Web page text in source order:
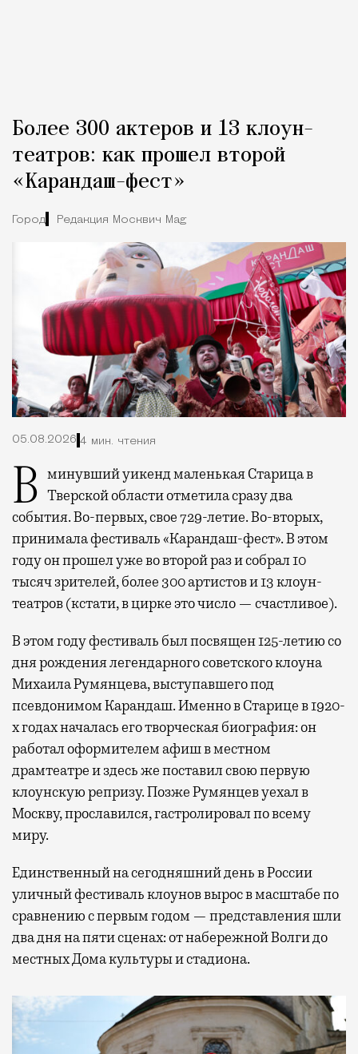
Более 300 актеров и 13 клоун-
театров: как прошел второй
«Карандаш-фест»
Город Редакция Москвич Mag
05.08.2026 4 мин. чтения
В минувший уикенд маленькая Старица в Тверской области отметила сразу два
события. Во-первых, свое 729-летие. Во-вторых,
принимала фестиваль «Карандаш-фест». В этом
году он прошел уже во второй раз и собрал 10
тысяч зрителей, более 300 артистов и 13 клоун-
театров (кстати, в цирке это число — счастливое).
В этом году фестиваль был посвящен 125-летию со
дня рождения легендарного советского клоуна
Михаила Румянцева, выступавшего под
псевдонимом Карандаш. Именно в Старице в 1920-
х годах началась его творческая биография: он
работал оформителем афиш в местном
драмтеатре и здесь же поставил свою первую
клоунскую репризу. Позже Румянцев уехал в
Москву, прославился, гастролировал по всему
миру.
Единственный на сегодняшний день в России
уличный фестиваль клоунов вырос в масштабе по
сравнению с первым годом — представления шли
два дня на пяти сценах: от набережной Волги до
местных Дома культуры и стадиона.